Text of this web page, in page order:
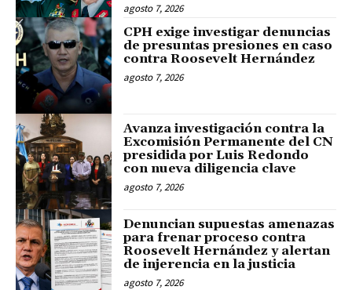
agosto 7, 2026
CPH exige investigar denuncias
de presuntas presiones en caso
contra Roosevelt Hernández
agosto 7, 2026
Avanza investigación contra la
Excomisión Permanente del CN
presidida por Luis Redondo
con nueva diligencia clave
agosto 7, 2026
Denuncian supuestas amenazas
para frenar proceso contra
Roosevelt Hernández y alertan
de injerencia en la justicia
agosto 7, 2026